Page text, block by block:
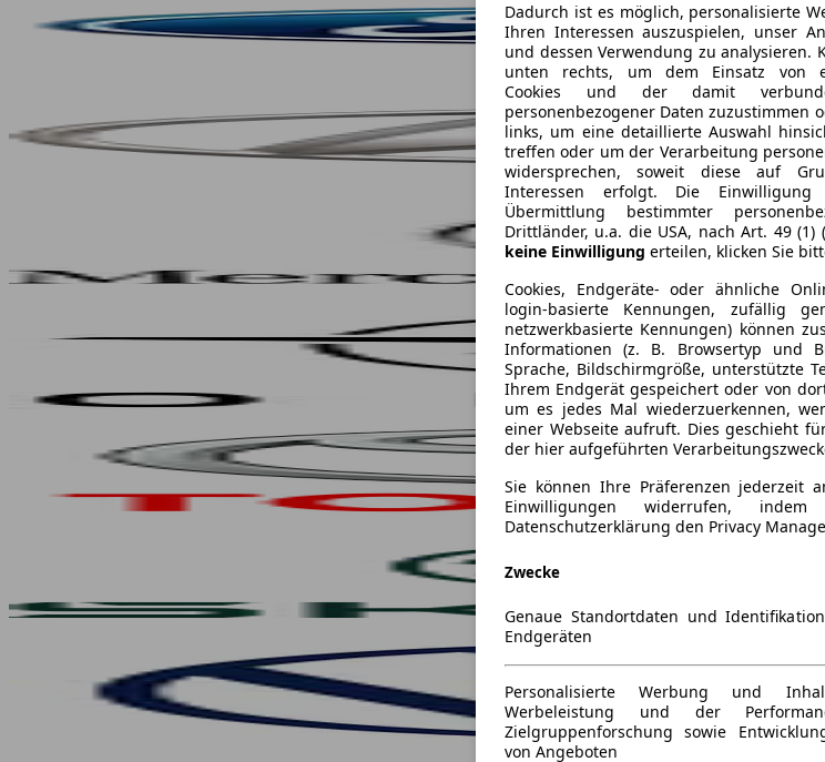
Dadurch ist es möglich, personalisierte
Ihren Interessen auszuspielen, unser
und dessen Verwendung zu analysieren.
unten rechts, um dem Einsatz von
Cookies und der damit
personenbezogener Daten zuzustimmen
links, um eine detaillierte Auswahl
treffen oder um der Verarbeitung
widersprechen, soweit diese auf
Interessen erfolgt. Die
Übermittlung bestimmter
Drittländer, u.a. die USA, nach Art. 49 (1)
keine Einwilligung erteilen, klicken Sie
Cookies, Endgeräte- oder ähnliche
login-basierte Kennungen, zufällig
netzwerkbasierte Kennungen) können
Informationen (z. B. Browsertyp und
Sprache, Bildschirmgröße, unterstützte
Ihrem Endgerät gespeichert oder von
um es jedes Mal wiederzuerkennen,
einer Webseite aufruft. Dies geschieht
der hier aufgeführten
Sie können Ihre Präferenzen jederzeit
Einwilligungen widerrufen,
Datenschutzerklärung den Privacy
Zwecke
Genaue Standortdaten und
Endgeräten
Personalisierte Werbung und
Werbeleistung und der
Zielgruppenforschung sowie
von Angeboten